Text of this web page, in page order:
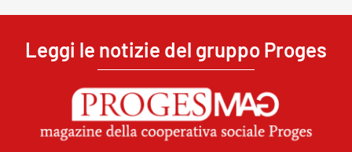
Leggi le notizie del gruppo Proges